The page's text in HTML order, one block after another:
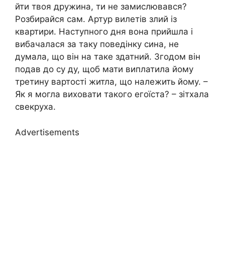
йти твоя дружина, ти не замислювався?
Розбирайся сам. Артур вилетів злий із
квартири. Наступного дня вона прийшла і
вибачалася за таку поведінку сина, не
думала, що він на таке здатний. Згодом він
подав до су ду, щоб мати виплатила йому
третину вартості житла, що належить йому. –
Як я могла виховати такого егоїста? – зітхала
свекруха.
Advertisements